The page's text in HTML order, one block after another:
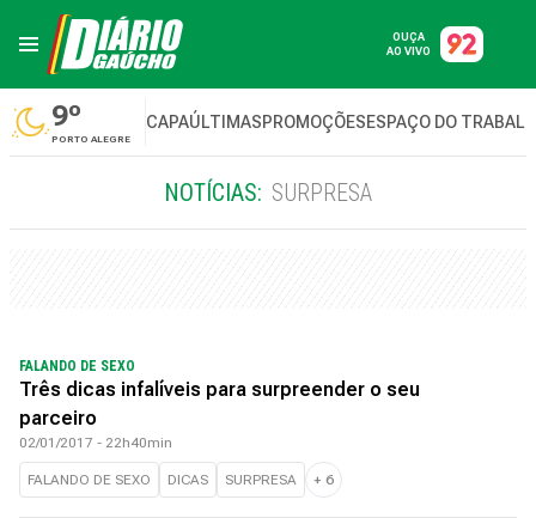
OUÇA
AO VIVO
9º
PORTO ALEGRE
CAPAÚLTIMASPROMOÇÕESESPAÇO DO
NOTÍCIAS: SURPRESA
FALANDO DE SEXO
Três dicas infalíveis para surpreender o seu
parceiro
02/01/2017 - 22h40min
FALANDO DE SEXO DICAS SURPRESA + 6